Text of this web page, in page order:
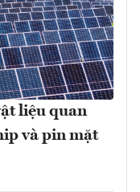
liệu quan
và pin mặt